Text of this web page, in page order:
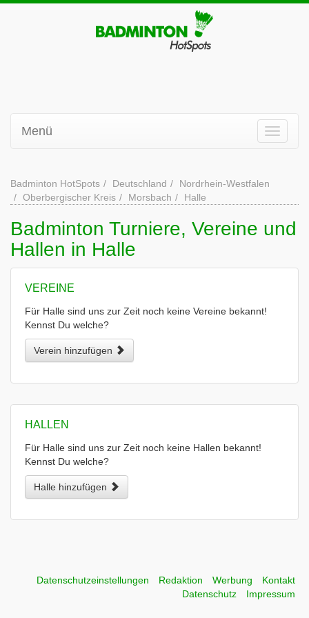
Menü
Badminton HotSpots Deutschland
Nordrhein-Westfalen
Oberbergischer Kreis
Morsbach Halle
Badminton Turniere, Vereine und
Hallen in Halle
VEREINE
Für Halle sind uns zur Zeit noch keine Vereine bekannt!
Kennst Du welche?
Verein hinzufügen
HALLEN
Für Halle sind uns zur Zeit noch keine Hallen bekannt!
Kennst Du welche?
Halle hinzufügen
Datenschutzeinstellungen Redaktion Werbung
Kontakt
Datenschutz
Impressum